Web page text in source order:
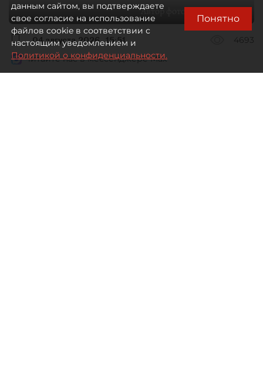
Автор фото:Максим Змеев
04 августа 2026 15:51
4693
Читайте нас в мессенджере Max
данным сайтом, вы подтверждаете
свое согласие на использование
файлов cookie в соответствии с
настоящим уведомлением и
Политикой о конфиденциальности.
Понятно